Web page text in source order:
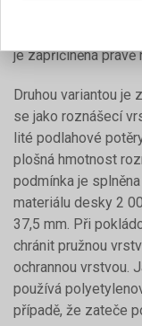
mokrého procesu.
je zapříčiněná
Druhou variantou je
se jako roznášecí
lité podlahové
plošná hmotnost
podmínka je
materiálu desky 2
37,5 mm. Při
chránit pružnou
ochrannou vrstvou.
používá
případě, že zateče